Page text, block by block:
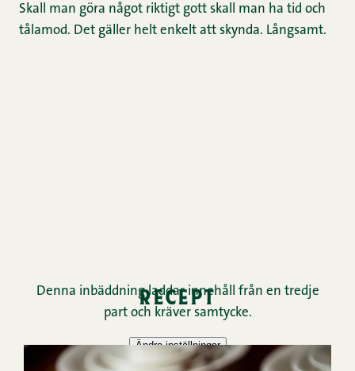
Skall man göra något riktigt gott skall man ha tid och
tålamod. Det gäller helt enkelt att skynda. Långsamt.
recept